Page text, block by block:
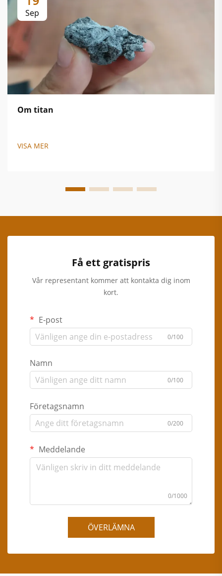
Sep
Om titan
VISA MER
Få ett gratispris
Vår representant kommer att kontakta dig inom
kort.
E-post
0/100
Namn
0/100
Företagsnamn
0/200
Meddelande
0/1000
ÖVERLÄMNA